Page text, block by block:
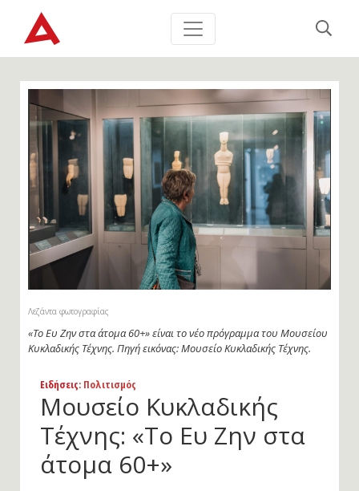
Λεζάντα φωτογραφίας
«Το Ευ Ζην στα άτομα 60+» είναι το νέο πρόγραμμα του Μουσείου
Κυκλαδικής Τέχνης. Πηγή εικόνας: Μουσείο Κυκλαδικής Τέχνης.
Ειδήσεις: Πολιτισμός
Μουσείο Κυκλαδικής
Τέχνης: «Το Ευ Ζην στα
άτομα 60+»